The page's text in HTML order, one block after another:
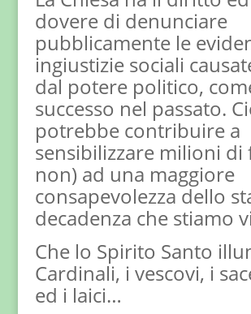
dovere di denunciare
pubblicamente le
ingiustizie sociali
dal potere politico,
successo nel passato.
potrebbe contribuire a
sensibilizzare milioni di
non) ad una maggiore
consapevolezza dello
decadenza che stiamo
Che lo Spirito Santo
Cardinali, i vescovi, i
ed i laici…